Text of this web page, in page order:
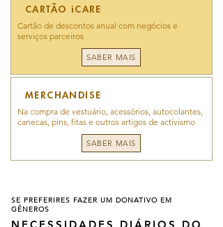
CARTÃO iCARE
Cartão de descontos anual com negócios e
serviços parceiros
SABER MAIS
MERCHANDISE
Na compra de vestuário, acessórios, autocolantes,
canecas, pins, fitas e outros artigos de activismo
SABER MAIS
SE PREFERIRES FAZER UM DONATIVO EM
GÉNEROS